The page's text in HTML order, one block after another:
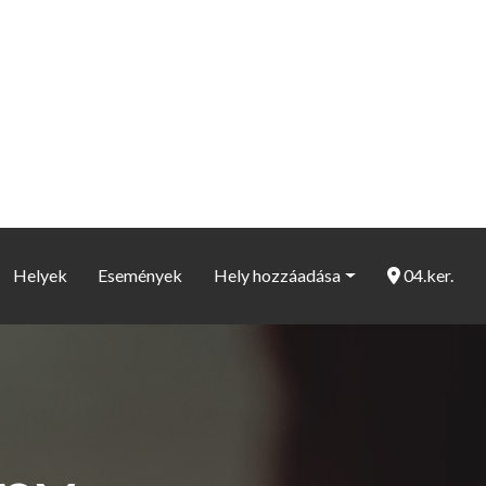
Helyek Események Hely hozzáadása 04.ker.